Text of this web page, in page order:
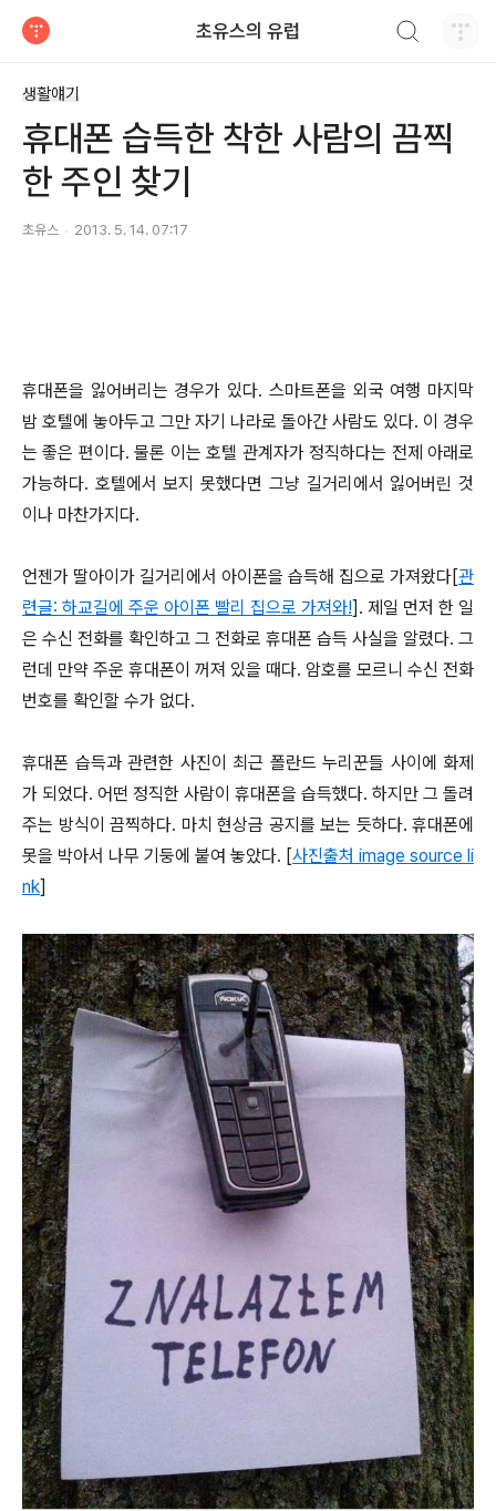
초유스의 유럽
생활얘기
휴대폰 습득한 착한 사람의 끔찍
한 주인 찾기
초유스 2013. 5. 14. 07:17
휴대폰을 잃어버리는 경우가 있다. 스마트폰을 외국 여행 마지막
밤 호텔에 놓아두고 그만 자기 나라로 돌아간 사람도 있다. 이 경우
는 좋은 편이다. 물론 이는 호텔 관계자가 정직하다는 전제 아래로
가능하다. 호텔에서 보지 못했다면 그냥 길거리에서 잃어버린 것
이나 마찬가지다.
언젠가 딸아이가 길거리에서 아이폰을 습득해 집으로 가져왔다[관
련글: 하교길에 주운 아이폰 빨리 집으로 가져와!]. 제일 먼저 한 일
은 수신 전화를 확인하고 그 전화로 휴대폰 습득 사실을 알렸다. 그
런데 만약 주운 휴대폰이 꺼져 있을 때다. 암호를 모르니 수신 전화
번호를 확인할 수가 없다.
휴대폰 습득과 관련한 사진이 최근 폴란드 누리꾼들 사이에 화제
가 되었다. 어떤 정직한 사람이 휴대폰을 습득했다. 하지만 그 돌려
주는 방식이 끔찍하다. 마치 현상금 공지를 보는 듯하다. 휴대폰에
못을 박아서 나무 기둥에 붙여 놓았다. [사진출처 image source li
nk]